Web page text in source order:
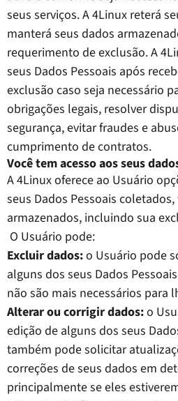
seus serviços. A 4Linux reterá
manterá seus dados
requerimento de exclusão. A
seus Dados Pessoais após
exclusão caso seja necessário
obrigações legais, resolver
segurança, evitar fraudes e
cumprimento de contratos.
Você tem acesso aos seus
A 4Linux oferece ao Usuário
seus Dados Pessoais
armazenados, incluindo sua
O Usuário pode:
Excluir dados:o Usuário pode
alguns dos seus Dados
não são mais necessários para
Alterar ou corrigir dados:o
edição de alguns dos seus
também pode solicitar
correções de seus dados em
principalmente se eles